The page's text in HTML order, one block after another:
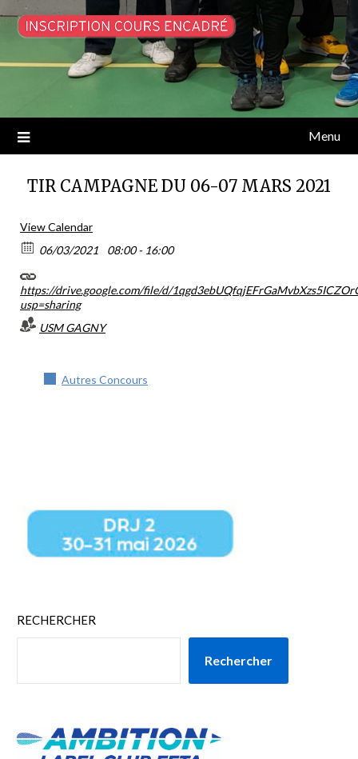
Menu
TIR CAMPAGNE DU 06-07 MARS 2021
View Calendar
06/03/2021
08:00 - 16:00
https://drive.google.com/file/d/
usp=sharing
USM GAGNY
Autres Concours
RECHERCHER
Rechercher